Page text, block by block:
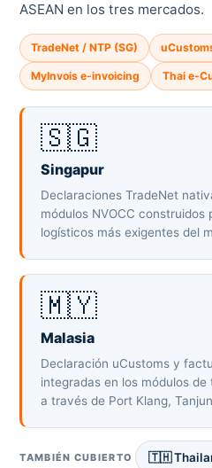
ASEAN en los tres mercados.
TradeNet / NTP (SG)
MyInvois e-invoicing Thai e-
🇸🇬
Singapur
Declaraciones TradeNet
módulos NVOCC
logísticos más exigentes del
🇲🇾
Malasia
Declaración uCustoms y
integradas en los módulos de
a través de Port Klang,
TAMBIÉN CUBIERTO 🇹🇭